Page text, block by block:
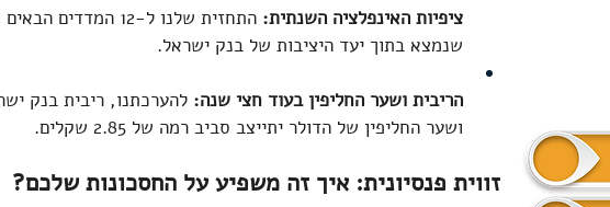
ציפיות האינפלציה השנתית:
שנמצא בתוך יעד היציבות של בנק ישראל.
הריבית ושער החליפין בעוד חצי שנה:
ושער החליפין של הדולר יתייצב סביב רמה של 2.85 שקלים.
זווית פנסיונית: איך זה משפיע על החסכונות שלכם?